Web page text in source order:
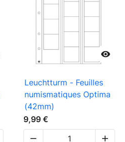

Leuchtturm - Feuilles
numismatiques Optima
(42mm)
9,99 €

